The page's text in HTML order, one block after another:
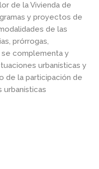
de la Vivienda de
y proyectos de
de las
prórrogas,
complementa y
urbanísticas y
de la participación de
urbanísticas